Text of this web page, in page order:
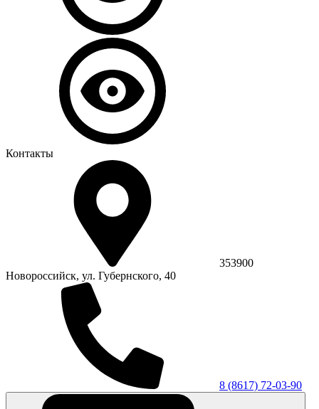
Контакты
353900
Новороссийск, ул. Губернского, 40
8 (8617) 72-03-90